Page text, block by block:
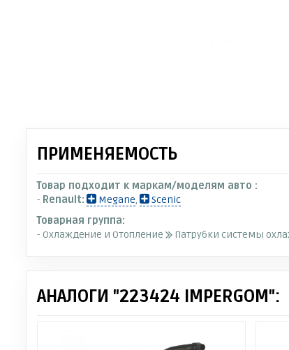
ПРИМЕНЯЕМОСТЬ
Товар подходит к маркам/моделям авто :
- Renault: Megane,
Scenic
Товарная группа:
- Охлаждение и Отопление
Патрубки системы
АНАЛОГИ "223424 IMPERGOM":